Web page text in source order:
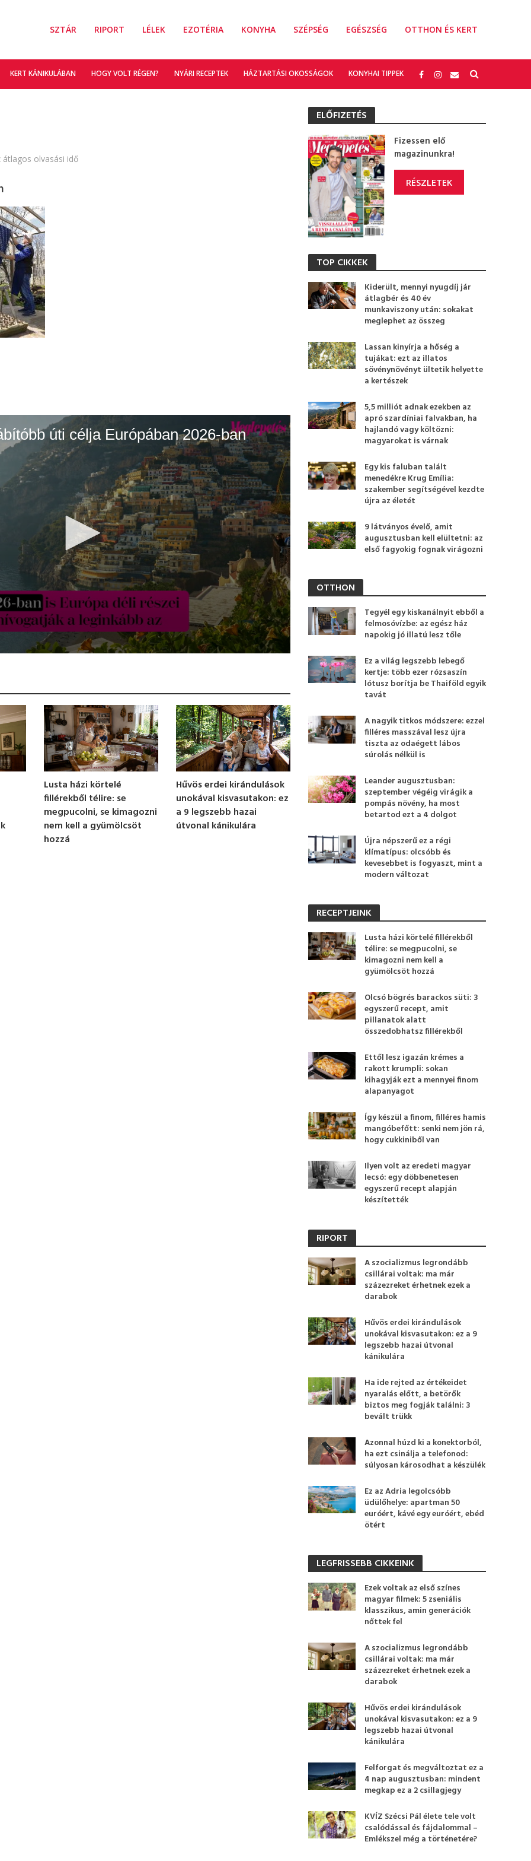
SZTÁR RIPORT LÉLEK EZOTÉRIA KONYHA SZÉPSÉG EGÉSZSÉG OTTHON ÉS KERT
KERT KÁNIKULÁBAN HOGY VOLT RÉGEN? NYÁRI RECEPTEK HÁZTARTÁSI OKOSSÁGOK KONYHAI TIPPEK
átlagos olvasási idő
úti célja Európában 2026-ban
Lusta házi körtelé
fillérekből télire: se
megpucolni, se kimagozni
nem kell a gyümölcsöt
hozzá
Hűvös erdei kirándulások
unokával kisvasutakon: ez
a 9 legszebb hazai
útvonal kánikulára
ELŐFIZETÉS
Fizessen elő
magazinunkra!
RÉSZLETEK
TOP CIKKEK
Kiderült, mennyi nyugdíj jár
átlagbér és 40 év
munkaviszony után: sokakat
meglephet az összeg
Lassan kinyírja a hőség a
tujákat: ezt az illatos
sövénynövényt ültetik helyette
a kertészek
5,5 milliót adnak ezekben az
apró szardíniai falvakban, ha
hajlandó vagy költözni:
magyarokat is várnak
Egy kis faluban talált
menedékre Krug Emília:
szakember segítségével kezdte
újra az életét
9 látványos évelő, amit
augusztusban kell elültetni: az
első fagyokig fognak virágozni
OTTHON
Tegyél egy kiskanálnyit ebből a
felmosóvízbe: az egész ház
napokig jó illatú lesz tőle
Ez a világ legszebb lebegő
kertje: több ezer rózsaszín
lótusz borítja be Thaiföld egyik
tavát
A nagyik titkos módszere: ezzel
filléres masszával lesz újra
tiszta az odaégett lábos
súrolás nélkül is
Leander augusztusban:
szeptember végéig virágik a
pompás növény, ha most
betartod ezt a 4 dolgot
Újra népszerű ez a régi
klímatípus: olcsóbb és
kevesebbet is fogyaszt, mint a
modern változat
RECEPTJEINK
Lusta házi körtelé fillérekből
télire: se megpucolni, se
kimagozni nem kell a
gyümölcsöt hozzá
Olcsó bögrés barackos süti: 3
egyszerű recept, amit
pillanatok alatt
összedobhatsz fillérekből
Ettől lesz igazán krémes a
rakott krumpli: sokan
kihagyják ezt a mennyei finom
alapanyagot
Így készül a finom, filléres hamis
mangóbefőtt: senki nem jön rá,
hogy cukkiniből van
Ilyen volt az eredeti magyar
lecsó: egy döbbenetesen
egyszerű recept alapján
készítették
RIPORT
A szocializmus legrondább
csillárai voltak: ma már
százezreket érhetnek ezek a
darabok
Hűvös erdei kirándulások
unokával kisvasutakon: ez a 9
legszebb hazai útvonal
kánikulára
Ha ide rejted az értékeidet
nyaralás előtt, a betörők
biztos meg fogják találni: 3
bevált trükk
Azonnal húzd ki a konektorból,
ha ezt csinálja a telefonod:
súlyosan károsodhat a készülék
Ez az Adria legolcsóbb
üdülőhelye: apartman 50
euróért, kávé egy euróért, ebéd
ötért
LEGFRISSEBB CIKKEINK
Ezek voltak az első színes
magyar filmek: 5 zseniális
klasszikus, amin generációk
nőttek fel
A szocializmus legrondább
csillárai voltak: ma már
százezreket érhetnek ezek a
darabok
Hűvös erdei kirándulások
unokával kisvasutakon: ez a 9
legszebb hazai útvonal
kánikulára
Felforgat és megváltoztat ez a
4 nap augusztusban: mindent
megkap ez a 2 csillagjegy
KVÍZ Szécsi Pál élete tele volt
csalódással és fájdalommal –
Emlékszel még a történetére?